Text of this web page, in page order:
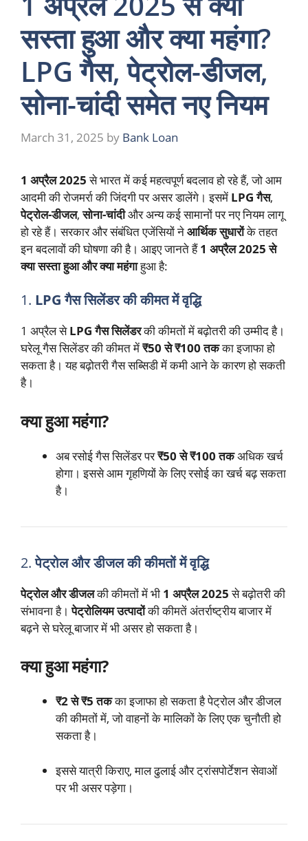
सस्ता हुआ और क्या महंगा?
LPG गैस, पेट्रोल-डीजल,
सोना-चांदी समेत नए नियम
March 31, 2025 by Bank Loan
1 अप्रैल 2025से भारत में कई महत्वपूर्ण बदलाव हो रहे हैं, जो आम
आदमी की रोजमर्रा की जिंदगी पर असर डालेंगे। इसमें LPG गैस,
पेट्रोल-डीजल,सोना-चांदीऔर अन्य कई सामानों पर नए नियम लागू
हो रहे हैं। सरकार और संबंधित एजेंसियों नेआर्थिक सुधारोंके तहत
इन बदलावों की घोषणा की है। आइए जानते हैं1 अप्रैल 2025 से
क्या सस्ता हुआ और क्या महंगाहुआ है:
1. LPG गैस सिलेंडर की कीमत में वृद्धि
1 अप्रैल सेLPG गैस सिलेंडरकी कीमतों में बढ़ोतरी की उम्मीद है।
घरेलू गैस सिलेंडर की कीमत में₹50 से ₹100 तकका इजाफा हो
सकता है। यह बढ़ोतरी गैस सब्सिडी में कमी आने के कारण हो सकती
है।
क्या हुआ महंगा?
अब रसोई गैस सिलेंडर पर₹50 से ₹100 तकअधिक खर्च
होगा। इससे आम गृहणियों के लिए रसोई का खर्च बढ़ सकता
है।
2.पेट्रोल और डीजल की कीमतों में वृद्धि
पेट्रोल और डीजलकी कीमतों में भी 1 अप्रैल 2025से बढ़ोतरी की
संभावना है।पेट्रोलियम उत्पादोंकी कीमतें अंतर्राष्ट्रीय बाजार में
बढ़ने से घरेलू बाजार में भी असर हो सकता है।
क्या हुआ महंगा?
₹2 से ₹5 तकका इजाफा हो सकता है पेट्रोल और डीजल
की कीमतों में, जो वाहनों के मालिकों के लिए एक चुनौती हो
सकता है।
इससे यात्री किराए, माल ढुलाई और ट्रांसपोर्टेशन सेवाओं
पर भी असर पड़ेगा।